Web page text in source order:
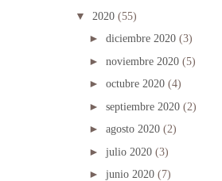
▼ 2020 (55)
► diciembre 2020 (3)
► noviembre 2020 (5)
► octubre 2020 (4)
► septiembre 2020 (2)
► agosto 2020 (2)
► julio 2020 (3)
► junio 2020 (7)